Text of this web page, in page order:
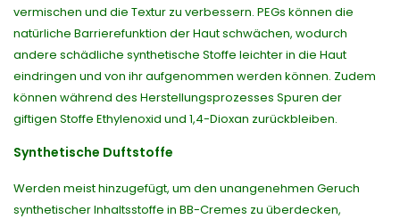
vermischen und die Textur zu verbessern. PEGs können die
natürliche Barrierefunktion der Haut schwächen, wodurch
andere schädliche synthetische Stoffe leichter in die Haut
eindringen und von ihr aufgenommen werden können. Zudem
können während des Herstellungsprozesses Spuren der
giftigen Stoffe Ethylenoxid und 1,4-Dioxan zurückbleiben.
Synthetische Duftstoffe
Werden meist hinzugefügt, um den unangenehmen Geruch
synthetischer Inhaltsstoffe in BB-Cremes zu überdecken,